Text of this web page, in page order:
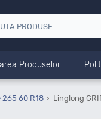
Produselor
265 60 R18 Linglong